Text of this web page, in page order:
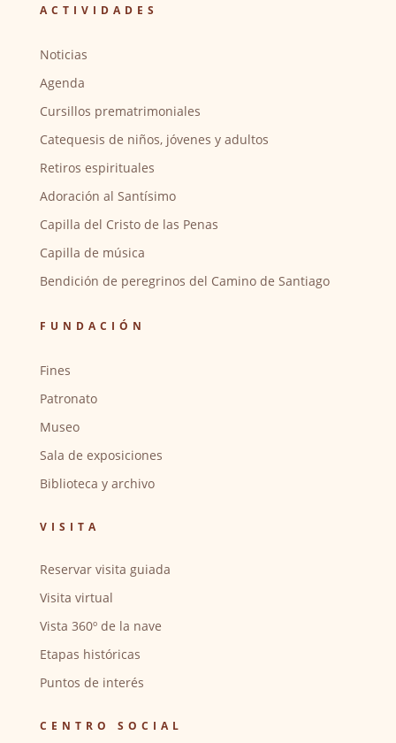
ACTIVIDADES
Noticias
Agenda
Cursillos prematrimoniales
Catequesis de niños, jóvenes y adultos
Retiros espirituales
Adoración al Santísimo
Capilla del Cristo de las Penas
Capilla de música
Bendición de peregrinos del Camino de Santiago
FUNDACIÓN
Fines
Patronato
Museo
Sala de exposiciones
Biblioteca y archivo
VISITA
Reservar visita guiada
Visita virtual
Vista 360º de la nave
Etapas históricas
Puntos de interés
CENTRO SOCIAL